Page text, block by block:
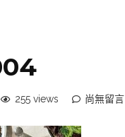
255 views 尚無留言